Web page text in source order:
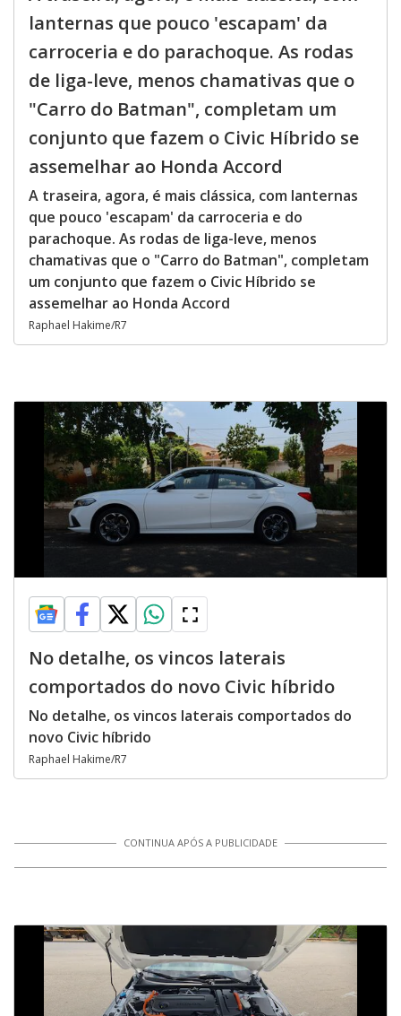
lanternas que pouco 'escapam' da
carroceria e do parachoque. As rodas
de liga-leve, menos chamativas que o
"Carro do Batman", completam um
conjunto que fazem o Civic Híbrido se
assemelhar ao Honda Accord
A traseira, agora, é mais clássica, com lanternas
que pouco 'escapam' da carroceria e do
parachoque. As rodas de liga-leve, menos
chamativas que o "Carro do Batman", completam
um conjunto que fazem o Civic Híbrido se
assemelhar ao Honda Accord
Raphael Hakime/R7
No detalhe, os vincos laterais
comportados do novo Civic híbrido
No detalhe, os vincos laterais comportados do
novo Civic híbrido
Raphael Hakime/R7
CONTINUA APÓS A PUBLICIDADE